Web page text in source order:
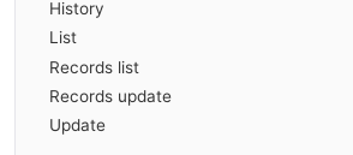
History
List
Records list
Records update
Update